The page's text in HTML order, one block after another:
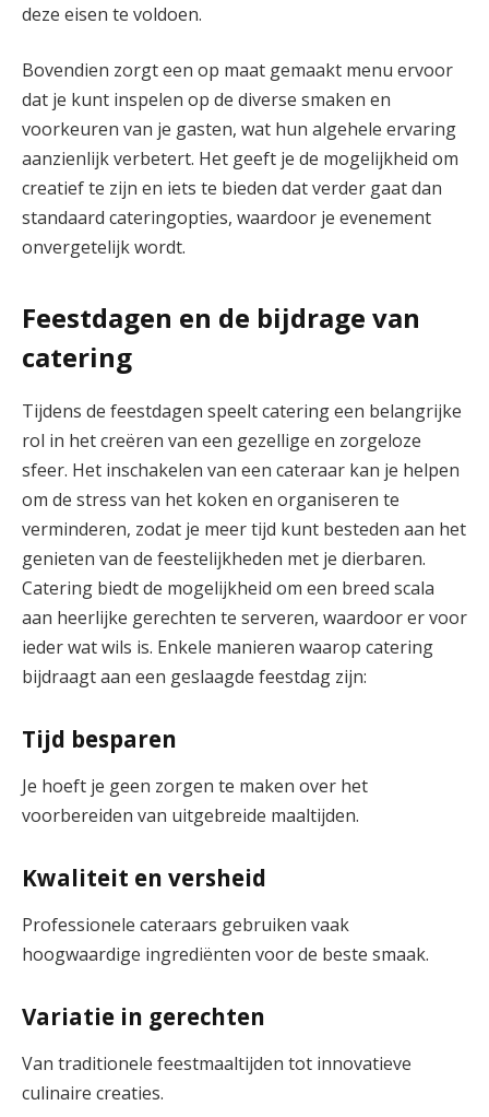
deze eisen te voldoen.
Bovendien zorgt een op maat gemaakt menu ervoor
dat je kunt inspelen op de diverse smaken en
voorkeuren van je gasten, wat hun algehele ervaring
aanzienlijk verbetert. Het geeft je de mogelijkheid om
creatief te zijn en iets te bieden dat verder gaat dan
standaard cateringopties, waardoor je evenement
onvergetelijk wordt.
Feestdagen en de bijdrage van
catering
Tijdens de feestdagen speelt catering een belangrijke
rol in het creëren van een gezellige en zorgeloze
sfeer. Het inschakelen van een cateraar kan je helpen
om de stress van het koken en organiseren te
verminderen, zodat je meer tijd kunt besteden aan het
genieten van de feestelijkheden met je dierbaren.
Catering biedt de mogelijkheid om een breed scala
aan heerlijke gerechten te serveren, waardoor er voor
ieder wat wils is. Enkele manieren waarop catering
bijdraagt aan een geslaagde feestdag zijn:
Tijd besparen
Je hoeft je geen zorgen te maken over het
voorbereiden van uitgebreide maaltijden.
Kwaliteit en versheid
Professionele cateraars gebruiken vaak
hoogwaardige ingrediënten voor de beste smaak.
Variatie in gerechten
Van traditionele feestmaaltijden tot innovatieve
culinaire creaties.